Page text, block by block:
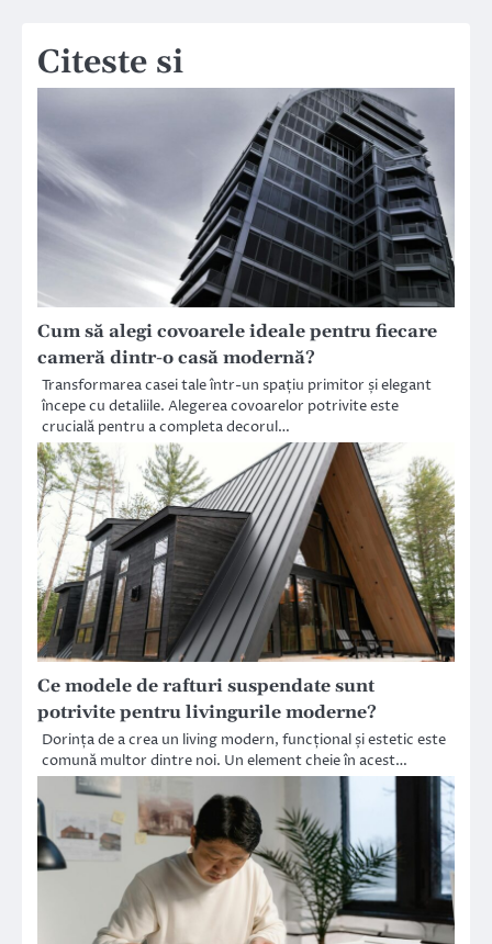
Citeste si
Cum să alegi covoarele ideale pentru fiecare
cameră dintr-o casă modernă?
Transformarea casei tale într-un spațiu primitor și elegant
începe cu detaliile. Alegerea covoarelor potrivite este
crucială pentru a completa decorul…
Ce modele de rafturi suspendate sunt
potrivite pentru livingurile moderne?
Dorința de a crea un living modern, funcțional și estetic este
comună multor dintre noi. Un element cheie în acest…